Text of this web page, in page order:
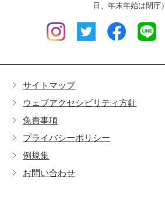
サイトマップ
ウェブアクセシビリティ方針
免責事項
プライバシーポリシー
例規集
お問い合わせ
日、年末年始は閉庁）